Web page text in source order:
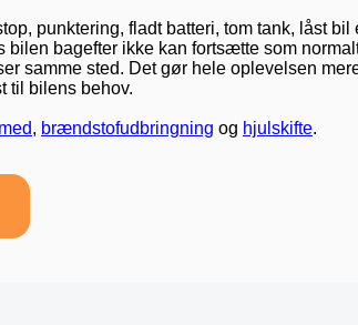
punktering, fladt batteri, tom tank, låst
bagefter ikke kan fortsætte som
samme sted. Det gør hele oplevelsen
til bilens behov.
, brændstofudbringning og hjulskifte.